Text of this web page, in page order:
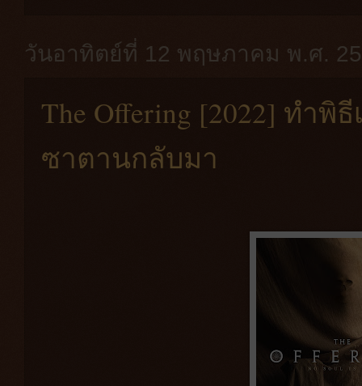
วันอาทิตย์ที่ 12 พฤษภาคม พ.ศ.
The Offering [2022] ทำ
ซาตานกลับมา